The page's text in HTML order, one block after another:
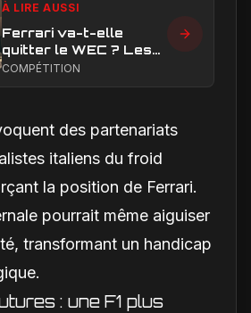
À LIRE AUSSI
Ferrari va-t-elle
quitter le WEC ? Les
vrais enjeux
COMPÉTITION
des partenariats
italiens du froid
la position de Ferrari.
pourrait même aiguiser
transformant un handicap
: une F1 plus